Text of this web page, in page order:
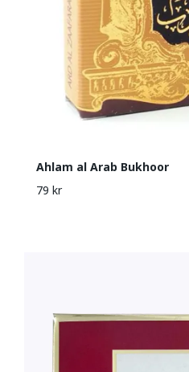
Ahlam al Arab Bukhoor
79 kr